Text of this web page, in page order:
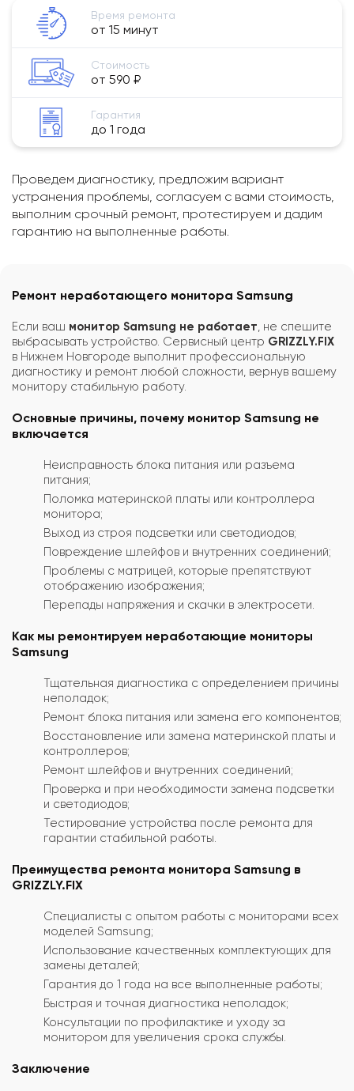
Время ремонта
от 15 минут
Стоимость
от 590 ₽
Гарантия
до 1 года
Проведем диагностику, предложим вариант
устранения проблемы, согласуем с вами стоимость,
выполним срочный ремонт, протестируем и дадим
гарантию на выполненные работы.
Ремонт неработающего монитора Samsung
Если ваш монитор Samsung не работает , не спешите
выбрасывать устройство. Сервисный центр GRIZZLY.FIX
в Нижнем Новгороде выполнит профессиональную
диагностику и ремонт любой сложности, вернув вашему
монитору стабильную работу.
Основные причины, почему монитор Samsung не
включается
Неисправность блока питания или разъема
питания;
Поломка материнской платы или контроллера
монитора;
Выход из строя подсветки или светодиодов;
Повреждение шлейфов и внутренних соединений;
Проблемы с матрицей, которые препятствуют
отображению изображения;
Перепады напряжения и скачки в электросети.
Как мы ремонтируем неработающие мониторы
Samsung
Тщательная диагностика с определением причины
неполадок;
Ремонт блока питания или замена его компонентов;
Восстановление или замена материнской платы и
контроллеров;
Ремонт шлейфов и внутренних соединений;
Проверка и при необходимости замена подсветки
и светодиодов;
Тестирование устройства после ремонта для
гарантии стабильной работы.
Преимущества ремонта монитора Samsung в
GRIZZLY.FIX
Специалисты с опытом работы с мониторами всех
моделей Samsung;
Использование качественных комплектующих для
замены деталей;
Гарантия до 1 года на все выполненные работы;
Быстрая и точная диагностика неполадок;
Консультации по профилактике и уходу за
монитором для увеличения срока службы.
Заключение